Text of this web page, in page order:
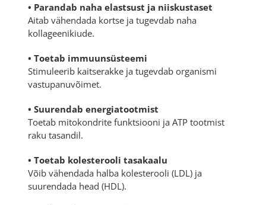
• Parandab naha elastsust ja niiskustaset
Aitab vähendada kortse ja tugevdab naha
kollageenikiude.
• Toetab immuunsüsteemi
Stimuleerib kaitserakke ja tugevdab organismi
vastupanuvõimet.
• Suurendab energiatootmist
Toetab mitokondrite funktsiooni ja ATP tootmist
raku tasandil.
• Toetab kolesterooli tasakaalu
Võib vähendada halba kolesterooli (LDL) ja
suurendada head (HDL).